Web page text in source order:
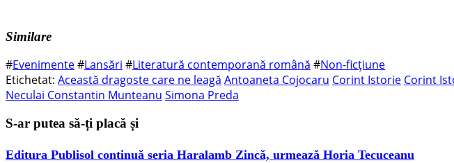
Similare
#Evenimente#Lansări #Literatură contemporană română #Non-ficțiune
Etichetat: Această dragoste care ne leagă Antoaneta Cojocaru Corint Istorie Corint
Neculai Constantin Munteanu Simona Preda
S-ar putea să-ți placă și
Editura Publisol continuă seria Haralamb Zincă, urmează Horia Tecuceanu